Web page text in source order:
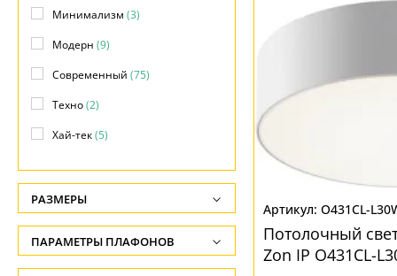
O431CL-
Потолочный
Zon IP O431CL-
Минимализм (3)
Модерн (9)
Современный (75)
Техно(2)
Хай-тек(5)
РАЗМЕРЫ
Высота, см
-
ПАРАМЕТРЫ ПЛАФОНОВ